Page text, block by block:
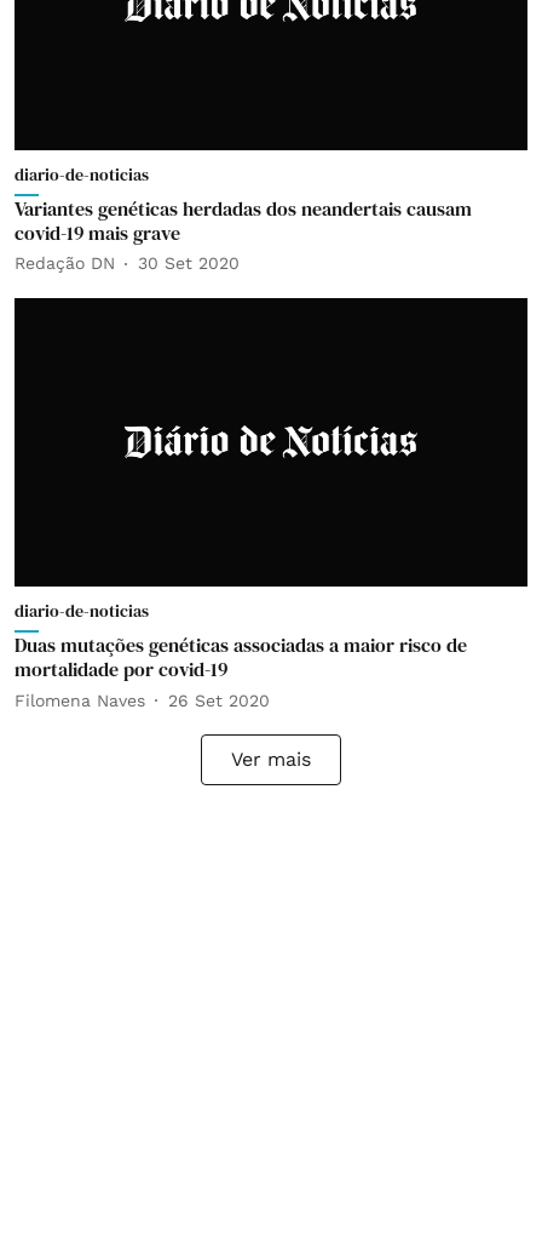
diario-de-noticias
Variantes genéticas herdadas dos neandertais causam
covid-19 mais grave
Redação DN 30 Set 2020
diario-de-noticias
Duas mutações genéticas associadas a maior risco de
mortalidade por covid-19
Filomena Naves 26 Set 2020
Ver mais